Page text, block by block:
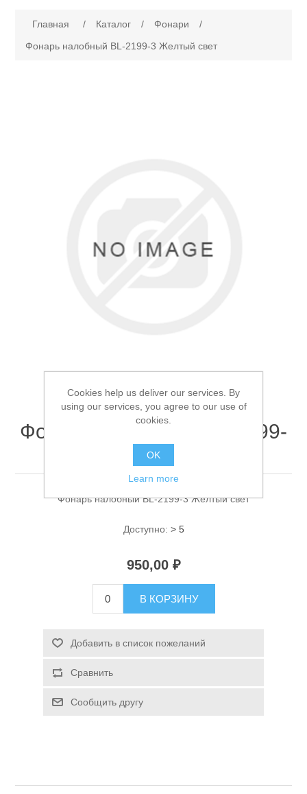
Каталог
Спасательные средства
Главная / Каталог / Фонари
/
Фонарь налобный BL-2199-3 Желтый свет
Фонарь налобный BL-2199-
3 Желтый свет
Фонарь налобный BL-2199-3 Желтый свет
Доступно: > 5
950,00 ₽
В КОРЗИНУ
Добавить в список пожеланий
Сравнить
Сообщить другу
Cookies help us deliver our services. By
using our services, you agree to our use of
cookies.
OK
Learn more